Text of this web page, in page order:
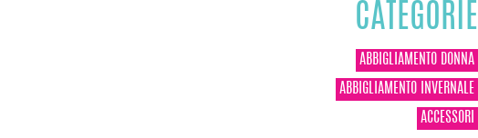
CATEGORIE
ABBIGLIAMENTO DONNA
ABBIGLIAMENTO INVERNALE
ACCESSORI